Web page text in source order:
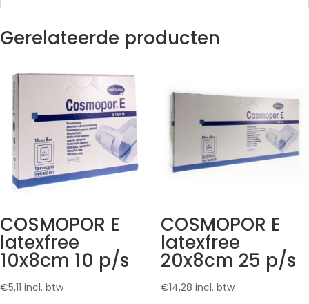
Gerelateerde producten
COSMOPOR E
latexfree
10x8cm 10 p/s
€5,11 incl. btw
COSMOPOR E
latexfree
20x8cm 25 p/s
€14,28 incl. btw